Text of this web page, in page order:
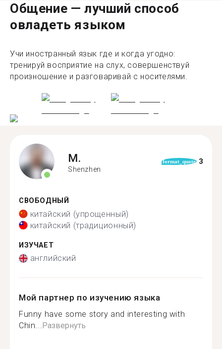
Общение — лучший способ
овладеть языком
Учи иностранный язык где и когда угодно:
тренируй восприятие на слух, совершенствуй
произношение и разговаривай с носителями.
M.
Shenzhen
format_quote 3
СВОБОДНЫЙ
китайский (упрощенный)
китайский (традиционный)
ИЗУЧАЕТ
английский
Мой партнер по изучению языка
Funny have some story and interesting with
Chin...Развернуть